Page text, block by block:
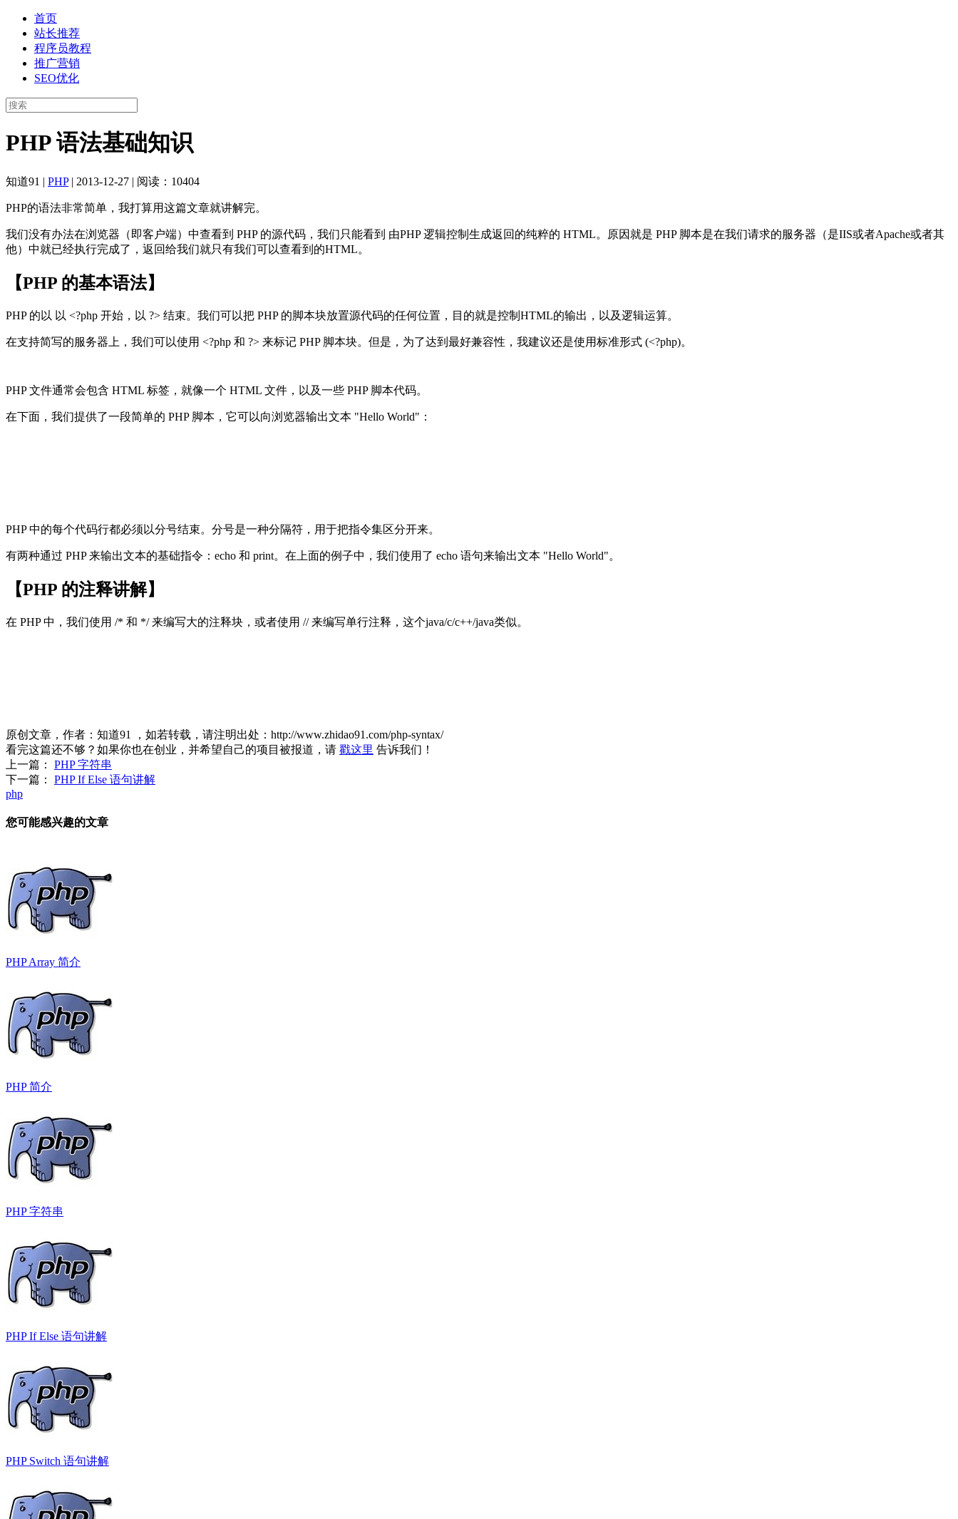
首页
站长推荐
程序员教程
推广营销
SEO优化
PHP 语法基础知识
知道91 | PHP | 2013-12-27 | 阅读：10404
PHP的语法非常简单，我打算用这篇文章就讲解完。
我们没有办法在浏览器（即客户端）中查看到 PHP 的源代码，我们只能看到 由PHP 逻辑控制生成返回的纯粹的 HTML。原因就是 PHP 脚本是在我们请求的服务器（是IIS或者Apache或者其
他）中就已经执行完成了，返回给我们就只有我们可以查看到的HTML。
【PHP 的基本语法】
PHP 的以 以 <?php 开始，以 ?> 结束。我们可以把 PHP 的脚本块放置源代码的任何位置，目的就是控制HTML的输出，以及逻辑运算。
在支持简写的服务器上，我们可以使用 <?php 和 ?> 来标记 PHP 脚本块。但是，为了达到最好兼容性，我建议还是使用标准形式 (<?php)。
PHP 文件通常会包含 HTML 标签，就像一个 HTML 文件，以及一些 PHP 脚本代码。
在下面，我们提供了一段简单的 PHP 脚本，它可以向浏览器输出文本 "Hello World"：
PHP 中的每个代码行都必须以分号结束。分号是一种分隔符，用于把指令集区分开来。
有两种通过 PHP 来输出文本的基础指令：echo 和 print。在上面的例子中，我们使用了 echo 语句来输出文本 "Hello World"。
【PHP 的注释讲解】
在 PHP 中，我们使用 /* 和 */ 来编写大的注释块，或者使用 // 来编写单行注释，这个java/c/c++/java类似。
原创文章，作者：知道91 ，如若转载，请注明出处： http://www.zhidao91.com/php-syntax/
看完这篇还不够？如果你也在创业，并希望自己的项目被报道，请 戳这里 告诉我们！
上一篇：
PHP 字符串
下一篇：
PHP If Else 语句讲解
php
您可能感兴趣的文章
PHP Array 简介
PHP 简介
PHP 字符串
PHP If Else 语句讲解
PHP Switch 语句讲解